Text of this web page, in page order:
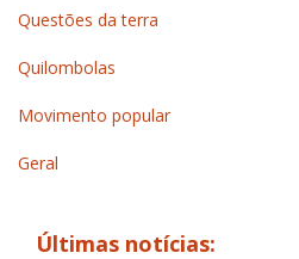
Questões da terra
Quilombolas
Movimento popular
Geral
Últimas notícias: